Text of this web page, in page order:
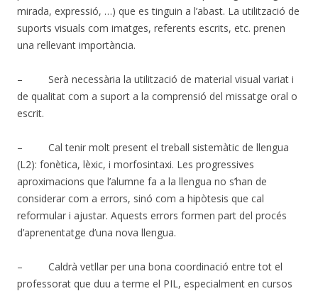
mirada, expressió, …) que es tinguin a l’abast. La utilització de
suports visuals com imatges, referents escrits, etc. prenen
una rellevant importància.
– Serà necessària la utilització de material visual variat i
de qualitat com a suport a la comprensió del missatge oral o
escrit.
– Cal tenir molt present el treball sistemàtic de llengua
(L2): fonètica, lèxic, i morfosintaxi. Les progressives
aproximacions que l’alumne fa a la llengua no s’han de
considerar com a errors, sinó com a hipòtesis que cal
reformular i ajustar. Aquests errors formen part del procés
d’aprenentatge d’una nova llengua.
– Caldrà vetllar per una bona coordinació entre tot el
professorat que duu a terme el PIL, especialment en cursos